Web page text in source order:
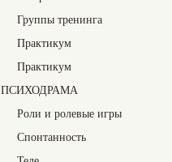
Группы тренинга
Практикум
Практикум
ПСИХОДРАМА
Роли и ролевые игры
Спонтанность